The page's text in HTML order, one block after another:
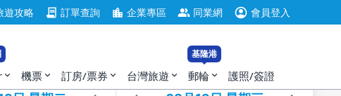
遊攻略 contract 訂單查詢 location_city 企業專區 group 同業網 account_circle 會員登入
expand_more 機票 expand_more 訂房/票券 expand_more 台灣旅遊 expand_more
基隆港
郵輪 expand_more 護照/簽證
入住 退房